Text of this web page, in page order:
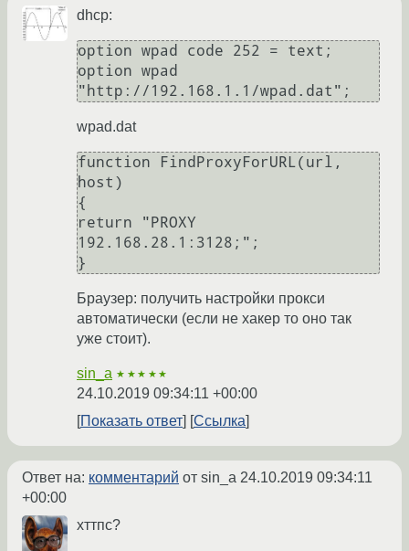
dhcp:
option wpad code 252 = text;
option wpad
wpad.dat
function FindProxyForURL(url,
host)
{
return "PROXY
192.168.28.1:3128;";
Браузер: получить настройки прокси
автоматически (если не хакер то оно так
уже стоит).
sin_a ★★★★★
24.10.2019 09:34:11 +00:00
Показать ответ
Ссылка
Ответ на: комментарий от sin_a 24.10.2019 09:34:11
+00:00
хттпс?